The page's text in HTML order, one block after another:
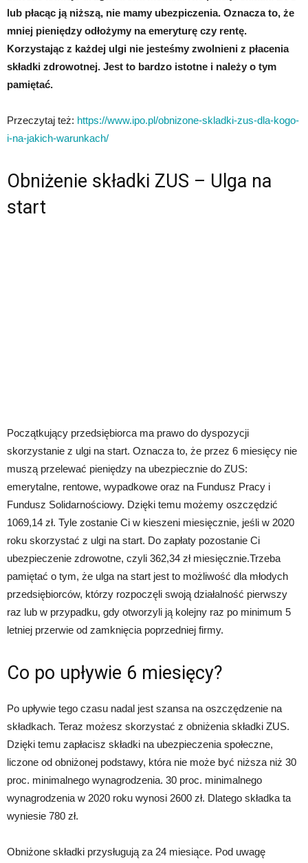
lub płacąc ją niższą, nie mamy ubezpiczenia. Oznacza to, że
mniej pieniędzy odłożymy na emeryturę czy rentę.
Korzystając z każdej ulgi nie jesteśmy zwolnieni z płacenia
składki zdrowotnej. Jest to bardzo istotne i należy o tym
pamiętać.
Przeczytaj też: https://www.ipo.pl/obnizone-skladki-zus-dla-kogo-
i-na-jakich-warunkach/
Obniżenie składki ZUS – Ulga na
start
Początkujący przedsiębiorca ma prawo do dyspozycji
skorzystanie z ulgi na start. Oznacza to, że przez 6 miesięcy nie
muszą przelewać pieniędzy na ubezpiecznie do ZUS:
emerytalne, rentowe, wypadkowe oraz na Fundusz Pracy i
Fundusz Solidarnościowy. Dzięki temu możemy oszczędzić
1069,14 zł. Tyle zostanie Ci w kieszeni miesięcznie, jeśli w 2020
roku skorzystać z ulgi na start. Do zapłaty pozostanie Ci
ubezpieczenie zdrowotne, czyli 362,34 zł miesięcznie.Trzeba
pamiętać o tym, że ulga na start jest to możliwość dla młodych
przedsiębiorców, którzy rozpoczęli swoją działalność pierwszy
raz lub w przypadku, gdy otworzyli ją kolejny raz po minimum 5
letniej przerwie od zamknięcia poprzedniej firmy.
Co po upływie 6 miesięcy?
Po upływie tego czasu nadal jest szansa na oszczędzenie na
składkach. Teraz możesz skorzystać z obniżenia składki ZUS.
Dzięki temu zapłacisz składki na ubezpieczenia społeczne,
liczone od obniżonej podstawy, która nie może być niższa niż 30
proc. minimalnego wynagrodzenia. 30 proc. minimalnego
wynagrodzenia w 2020 roku wynosi 2600 zł. Dlatego składka ta
wyniesie 780 zł.
Obniżone składki przysługują za 24 miesiące. Pod uwagę